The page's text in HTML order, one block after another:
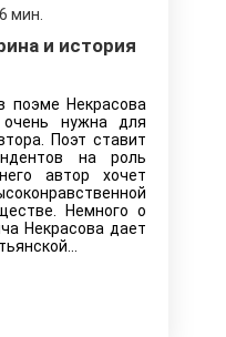
6 мин.
и история
поэме Некрасова
нужна для
Поэт ставит
на роль
автор хочет
Немного о
Некрасова дает